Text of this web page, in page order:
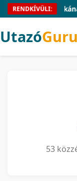
RENDKÍVÜLI:
Toszkána 5
UtazóGuru
53